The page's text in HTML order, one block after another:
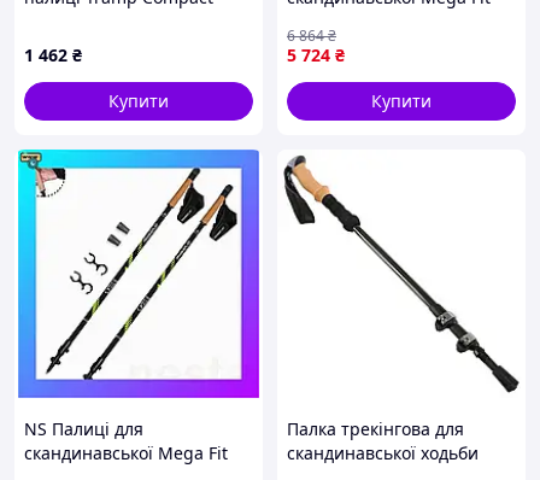
1 462 ₴
Купити
(7008361630000) Nes22/Q
5 724 ₴
6 864₴
Купити
NS Палиці для
скандинавської Mega Fit
Палка трекінгова для
скандинавської ходьби